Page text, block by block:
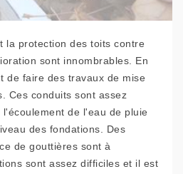
la protection des toits contre
sont innombrables. En
de faire des travaux de mise
Ces conduits sont assez
de l'eau de pluie
des fondations. Des
de gouttières sont à
sont assez difficiles et il est